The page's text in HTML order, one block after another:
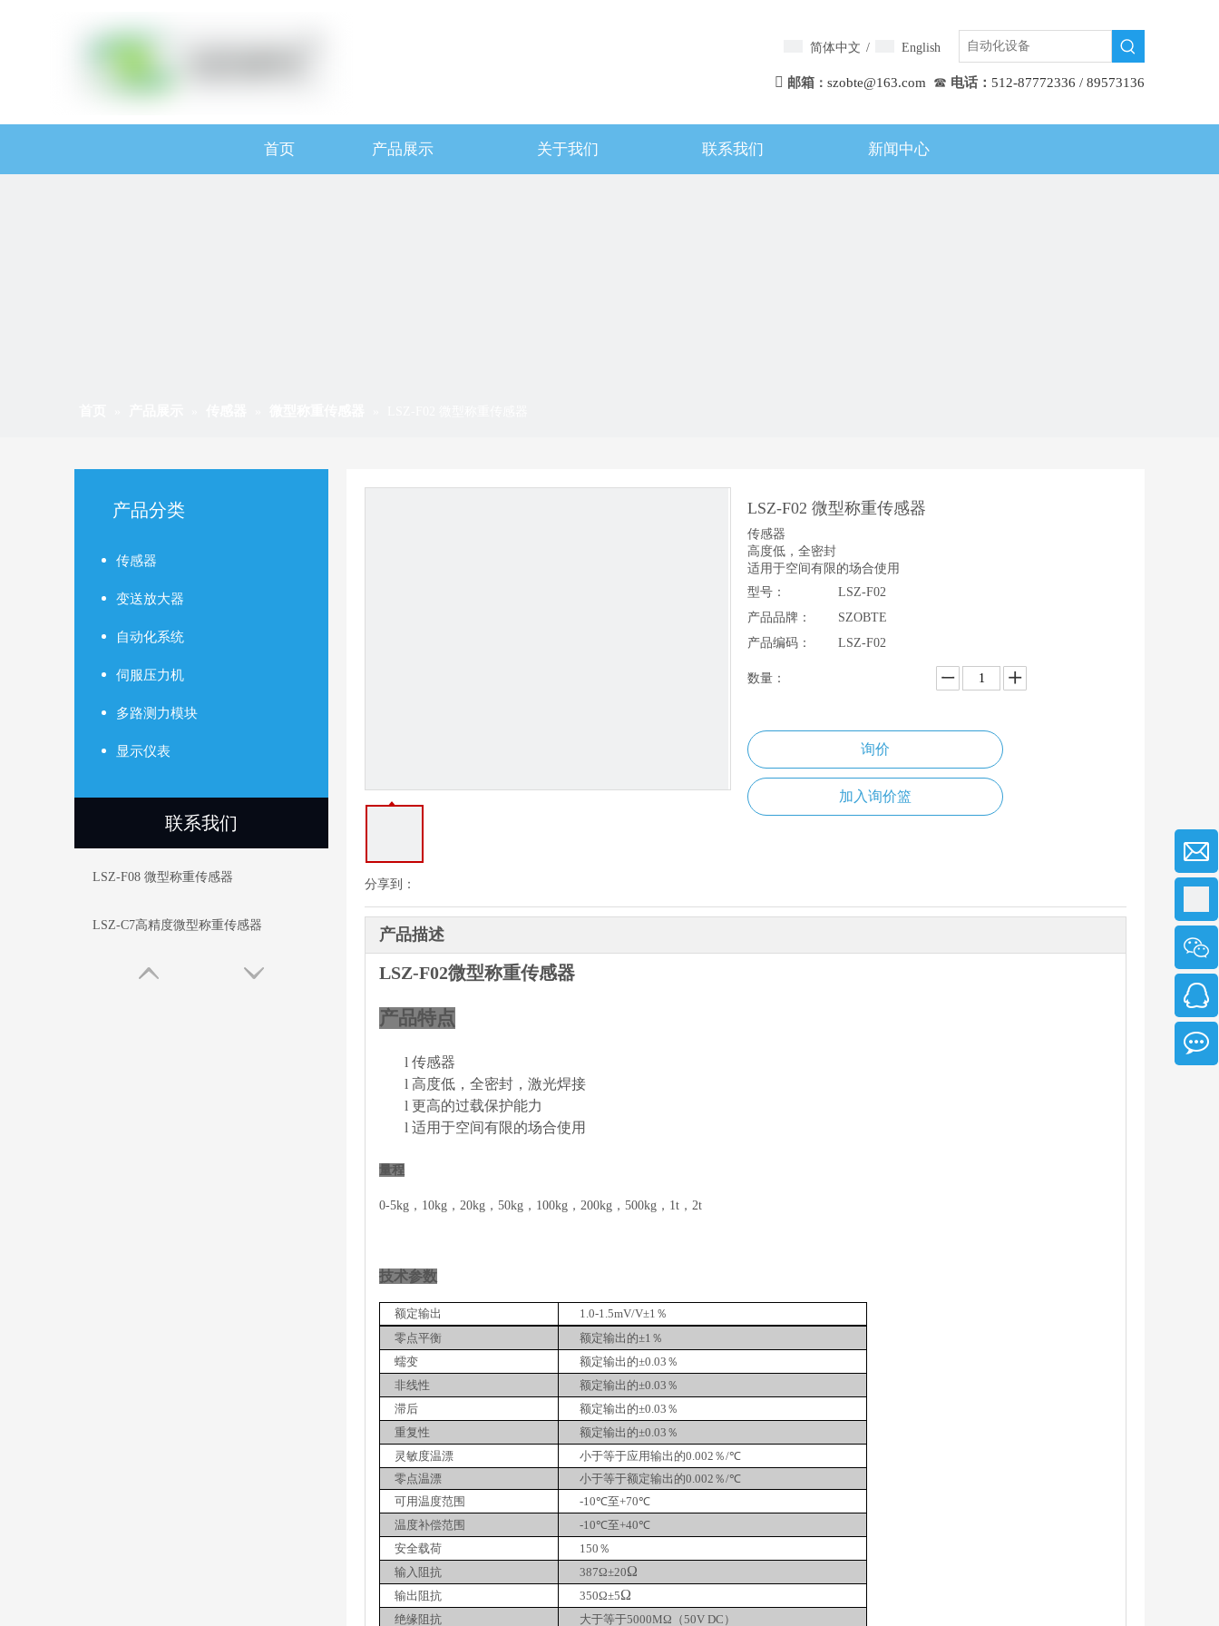
简体中文 / English
 邮箱 ： szobte@163.com ☎ 电话： 512-87772336 / 89573136
首页 产品展示 关于我们 联系我们 新闻中心
产品分类
传感器
变送放大器
自动化系统
伺服压力机
多路测力模块
显示仪表
联系我们
LSZ-F08 微型称重传感器
LSZ-C7高精度微型称重传感器
分享到：
LSZ-F02 微型称重传感器
传感器
高度低，全密封
适用于空间有限的场合使用
型号：
LSZ-F02
产品品牌：
SZOBTE
产品编码：
LSZ-F02
数量：
询价
加入询价篮
产品描述
LSZ-F02微型称重传感器
产品特点
l 传感器
l 高度低，全密封，激光焊接
l 更高的过载保护能力
l 适用于空间有限的场合使用
量程
0-5kg，10kg，20kg，50kg，100kg，200kg，500kg，1t，2t
技术参数
额定输出 1.0-1.5mV/V±1％
零点平衡
额定输出的±1％
蠕变
额定输出的±0.03 ％
非线性
额定输出的±0.03 ％
滞后
额定输出的±0.03 ％
重复性
额定输出的±0.03 ％
灵敏度温漂
小于等于应用输出的0.002％/℃
零点温漂
小于等于额定输出的0.002％/℃
可用温度范围
-10℃至+70℃
温度补偿范围
-10℃至+40℃
安全载荷
150％
输入阻抗
387Ω±20Ω
输出阻抗 350Ω±5Ω
绝缘阻抗 大于等于5000MΩ （50V DC）